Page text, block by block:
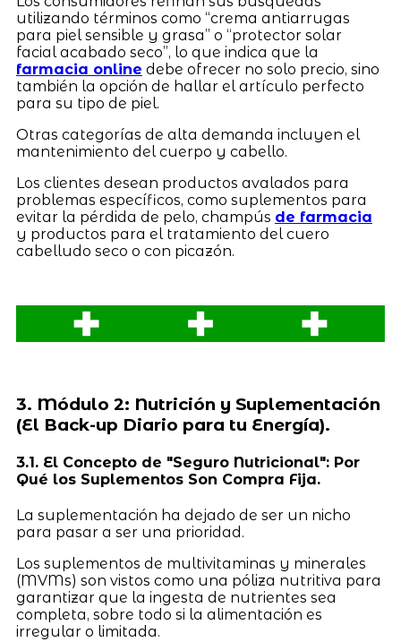
utilizando términos como “crema antiarrugas
para piel sensible y grasa” o “protector solar
facial acabado seco”, lo que indica que la
farmacia online debe ofrecer no solo precio, sino
también la opción de hallar el artículo perfecto
para su tipo de piel.
Otras categorías de alta demanda incluyen el
mantenimiento del cuerpo y cabello.
Los clientes desean productos avalados para
problemas específicos, como suplementos para
evitar la pérdida de pelo, champús de farmacia
y productos para el tratamiento del cuero
cabelludo seco o con picazón.
3. Módulo 2: Nutrición y Suplementación
(El Back-up Diario para tu Energía).
3.1. El Concepto de "Seguro Nutricional": Por
Qué los Suplementos Son Compra Fija.
La suplementación ha dejado de ser un nicho
para pasar a ser una prioridad.
Los suplementos de multivitaminas y minerales
(MVMs) son vistos como una póliza nutritiva para
garantizar que la ingesta de nutrientes sea
completa, sobre todo si la alimentación es
irregular o limitada.